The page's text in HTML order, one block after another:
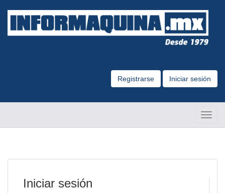
Registrarse Iniciar sesión
Iniciar sesión